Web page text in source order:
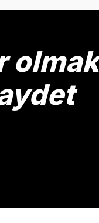
olmak